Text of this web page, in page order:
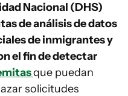
Nacional (DHS)
de análisis de datos
de inmigrantes y
el fin de detectar
que puedan
solicitudes